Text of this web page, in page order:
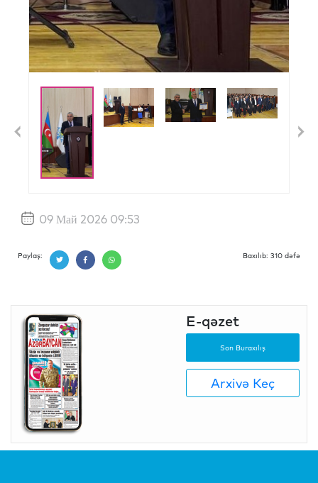
Previous
09 Май 2026 09:53
Paylaş: Baxılıb: 310 dəfə
E-qəzet
Son Buraxılış
Arxivə Keç